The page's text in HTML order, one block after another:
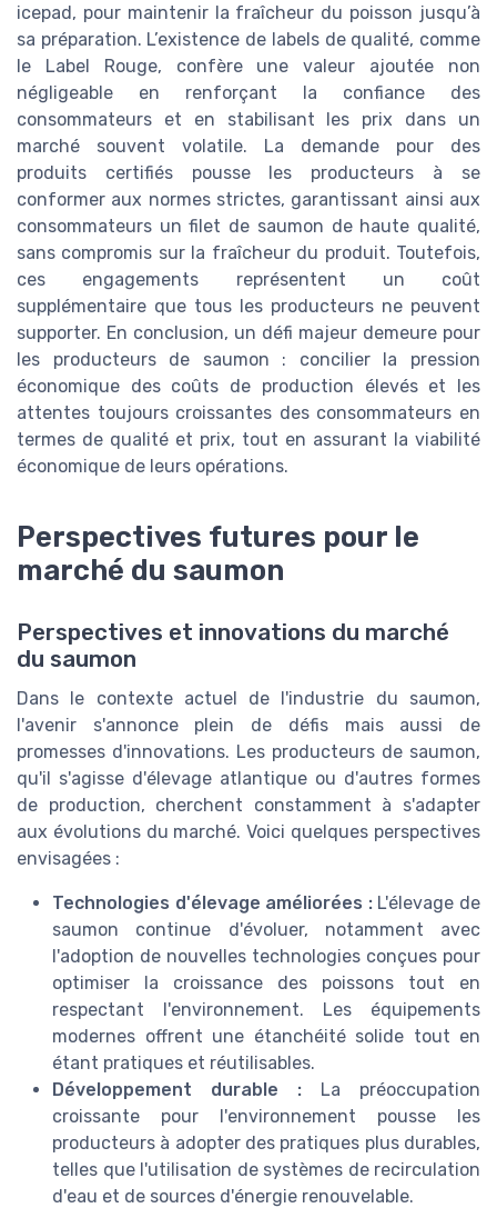
icepad, pour maintenir la fraîcheur du poisson jusqu’à
sa préparation. L’existence de labels de qualité, comme
le Label Rouge, confère une valeur ajoutée non
négligeable en renforçant la confiance des
consommateurs et en stabilisant les prix dans un
marché souvent volatile. La demande pour des
produits certifiés pousse les producteurs à se
conformer aux normes strictes, garantissant ainsi aux
consommateurs un filet de saumon de haute qualité,
sans compromis sur la fraîcheur du produit. Toutefois,
ces engagements représentent un coût
supplémentaire que tous les producteurs ne peuvent
supporter. En conclusion, un défi majeur demeure pour
les producteurs de saumon : concilier la pression
économique des coûts de production élevés et les
attentes toujours croissantes des consommateurs en
termes de qualité et prix, tout en assurant la viabilité
économique de leurs opérations.
Perspectives futures pour le
marché du saumon
Perspectives et innovations du marché
du saumon
Dans le contexte actuel de l'industrie du saumon,
l'avenir s'annonce plein de défis mais aussi de
promesses d'innovations. Les producteurs de saumon,
qu'il s'agisse d'élevage atlantique ou d'autres formes
de production, cherchent constamment à s'adapter
aux évolutions du marché. Voici quelques perspectives
envisagées :
Technologies d'élevage améliorées :L'élevage de
saumon continue d'évoluer, notamment avec
l'adoption de nouvelles technologies conçues pour
optimiser la croissance des poissons tout en
respectant l'environnement. Les équipements
modernes offrent une étanchéité solide tout en
étant pratiques et réutilisables.
Développement durable : La préoccupation
croissante pour l'environnement pousse les
producteurs à adopter des pratiques plus durables,
telles que l'utilisation de systèmes de recirculation
d'eau et de sources d'énergie renouvelable.